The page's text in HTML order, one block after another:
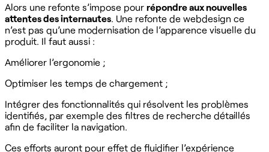
Alors une refonte s’impose pour répondre aux nouvelles
attentes des internautes. Une refonte de webdesign ce
n’est pas qu’une modernisation de l’apparence visuelle du
produit. Il faut aussi :
Améliorer l’ergonomie ;
Optimiser les temps de chargement ;
Intégrer des fonctionnalités qui résolvent les problèmes
identifiés, par exemple des filtres de recherche détaillés
afin de faciliter la navigation.
Ces efforts auront pour effet de fluidifier l’expérience